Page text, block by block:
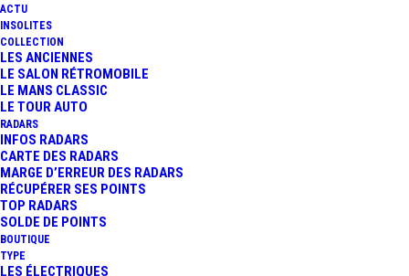
ACTU
INSOLITES
COLLECTION
LES ANCIENNES
LE SALON RÉTROMOBILE
LE MANS CLASSIC
LE TOUR AUTO
RADARS
INFOS RADARS
CARTE DES RADARS
MARGE D’ERREUR DES RADARS
RÉCUPÉRER SES POINTS
TOP RADARS
SOLDE DE POINTS
BOUTIQUE
TYPE
LES ÉLECTRIQUES
10 août 2019
HAUTE-LOIRE : UNE